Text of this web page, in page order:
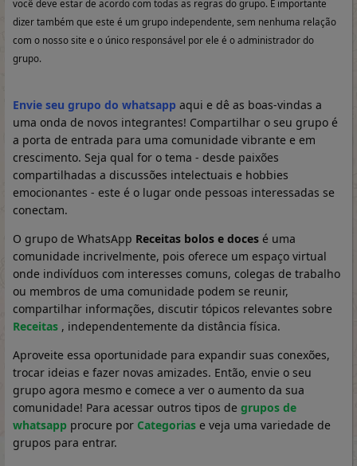
você deve estar de acordo com todas as regras do grupo. É importante
dizer também que este é um grupo independente, sem nenhuma relação
com o nosso site e o único responsável por ele é o administrador do
grupo.
Envie seu grupo do whatsapp aqui e dê as boas-vindas a
uma onda de novos integrantes! Compartilhar o seu grupo é
a porta de entrada para uma comunidade vibrante e em
crescimento. Seja qual for o tema - desde paixões
compartilhadas a discussões intelectuais e hobbies
emocionantes - este é o lugar onde pessoas interessadas se
conectam.
O grupo de WhatsApp Receitas bolos e doces é uma
comunidade incrivelmente, pois oferece um espaço virtual
onde indivíduos com interesses comuns, colegas de trabalho
ou membros de uma comunidade podem se reunir,
compartilhar informações, discutir tópicos relevantes sobre
Receitas , independentemente da distância física.
Aproveite essa oportunidade para expandir suas conexões,
trocar ideias e fazer novas amizades. Então, envie o seu
grupo agora mesmo e comece a ver o aumento da sua
comunidade! Para acessar outros tipos de grupos de
whatsapp procure por Categorias e veja uma variedade de
grupos para entrar.